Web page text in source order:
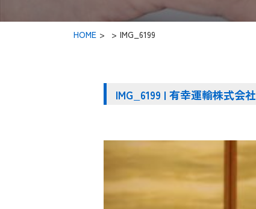
HOME > IMG_6199
IMG_6199 | 有幸運輸株式会社